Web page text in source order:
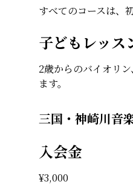
すべてのコースは、
子どもレッス
2歳からのバイオリ
ます。
三国・神崎川音
入会金
¥3,000